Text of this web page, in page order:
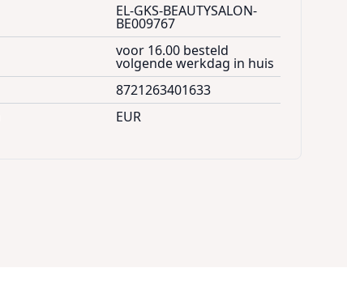
EL-GKS-BEAUTYSALON-
BE009767
voor 16.00 besteld
volgende werkdag in huis
8721263401633
EUR